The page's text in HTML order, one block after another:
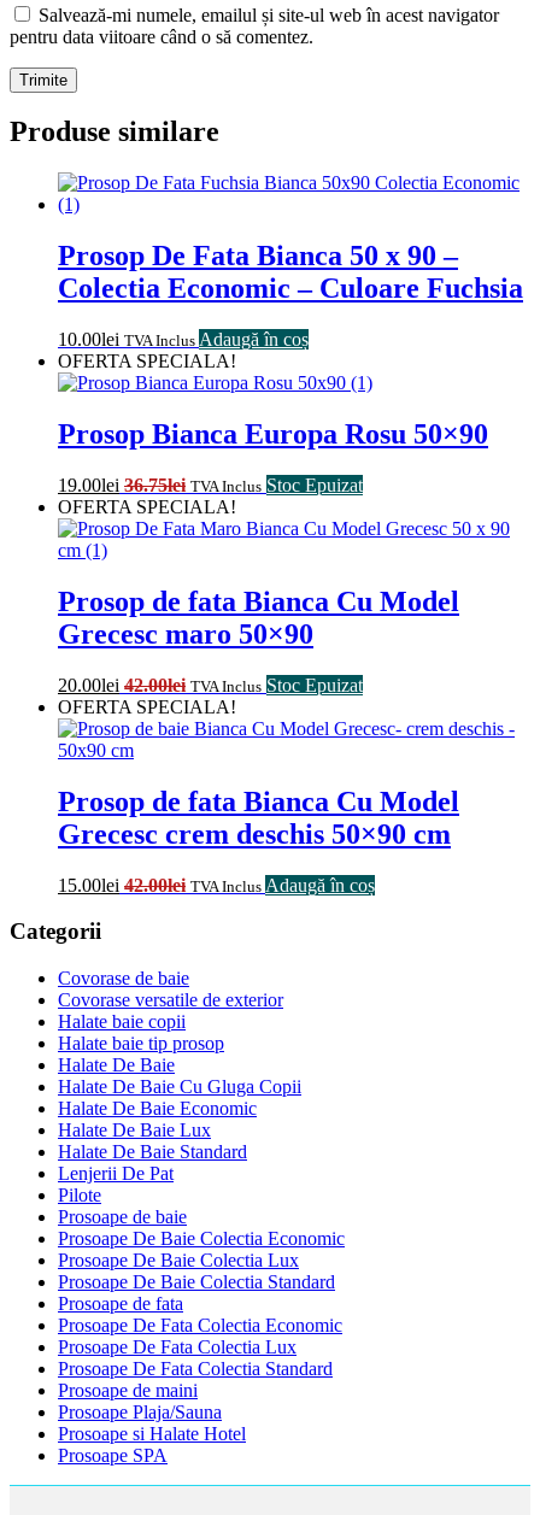
Salvează-mi numele, emailul și site-ul web în acest navigator
pentru data viitoare când o să comentez.
Produse similare
Prosop De Fata Bianca 50 x 90 –
Colectia Economic – Culoare Fuchsia
10.00lei TVA Inclus Adaugă în coș
OFERTA SPECIALA!
Prosop Bianca Europa Rosu 50×90
19.00lei 36.75lei TVA Inclus Stoc Epuizat
OFERTA SPECIALA!
Prosop de fata Bianca Cu Model
Grecesc maro 50×90
20.00lei 42.00lei TVA Inclus Stoc Epuizat
OFERTA SPECIALA!
Prosop de fata Bianca Cu Model
Grecesc crem deschis 50×90 cm
15.00lei 42.00lei TVA Inclus Adaugă în coș
Categorii
Covorase de baie
Covorase versatile de exterior
Halate baie copii
Halate baie tip prosop
Halate De Baie
Halate De Baie Cu Gluga Copii
Halate De Baie Economic
Halate De Baie Lux
Halate De Baie Standard
Lenjerii De Pat
Pilote
Prosoape de baie
Prosoape De Baie Colectia Economic
Prosoape De Baie Colectia Lux
Prosoape De Baie Colectia Standard
Prosoape de fata
Prosoape De Fata Colectia Economic
Prosoape De Fata Colectia Lux
Prosoape De Fata Colectia Standard
Prosoape de maini
Prosoape Plaja/Sauna
Prosoape si Halate Hotel
Prosoape SPA